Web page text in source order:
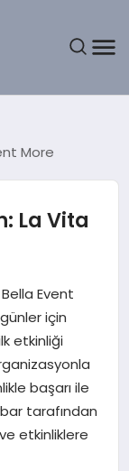
More
La Vita
Event
için
etkinliği
başarı ile
tarafından
etkinliklere